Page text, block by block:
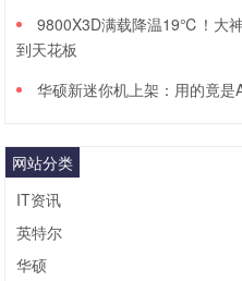
9800X3D满载降温19℃！大
到天花板
华硕新迷你机上架：用的竟是
网站分类
IT资讯
英特尔
华硕